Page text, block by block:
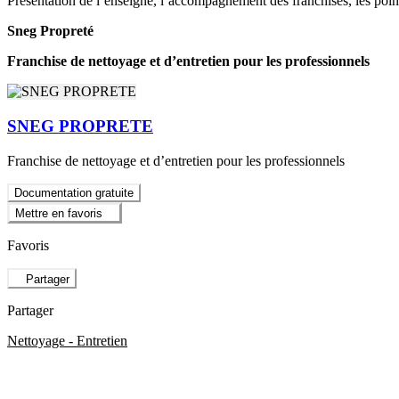
Sneg Propreté
Franchise de nettoyage et d’entretien pour les professionnels
SNEG PROPRETE
Franchise de nettoyage et d’entretien pour les professionnels
Documentation gratuite
Mettre en favoris
Favoris
Partager
Partager
Nettoyage - Entretien